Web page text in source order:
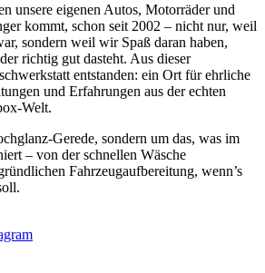
unsere eigenen Autos, Motorräder und
kommt, schon seit 2002 – nicht nur, weil
sondern weil wir Spaß daran haben,
richtig gut dasteht. Aus dieser
entstanden: ein Ort für ehrliche
und Erfahrungen aus der echten
Welt.
Gerede, sondern um das, was im
– von der schnellen Wäsche
Fahrzeugaufbereitung, wenn’s